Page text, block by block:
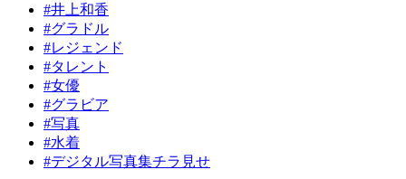
#井上和香
#グラドル
#レジェンド
#タレント
#女優
#グラビア
#写真
#水着
#デジタル写真集チラ見せ